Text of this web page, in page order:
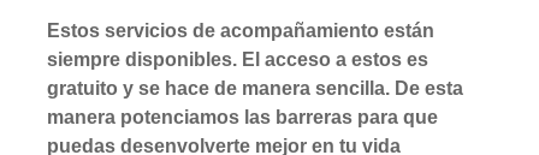
Estos servicios de acompañamiento están
siempre disponibles. El acceso a estos es
gratuito y se hace de manera sencilla. De esta
manera potenciamos las barreras para que
puedas desenvolverte mejor en tu vida